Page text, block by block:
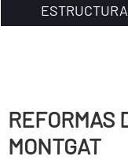
REFORMAS
MONTGAT